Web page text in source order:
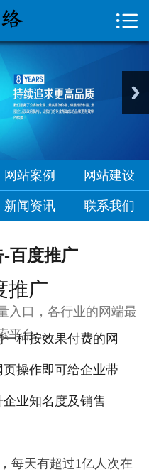
网站案例
网站优化
网络推广

网站案例 网站建设
新闻资讯 联系我们
百度推广
推广
入口，各行业的网端最
平台
种按效果付费的网
操作即可给企业带
业知名度及销售
每天有超过1亿人次在